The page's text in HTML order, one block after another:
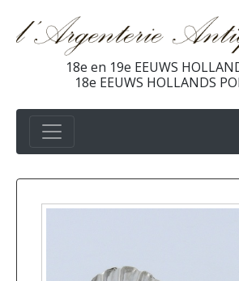
18e en 19e EEUWS
18e EEUWS HOLLANDS